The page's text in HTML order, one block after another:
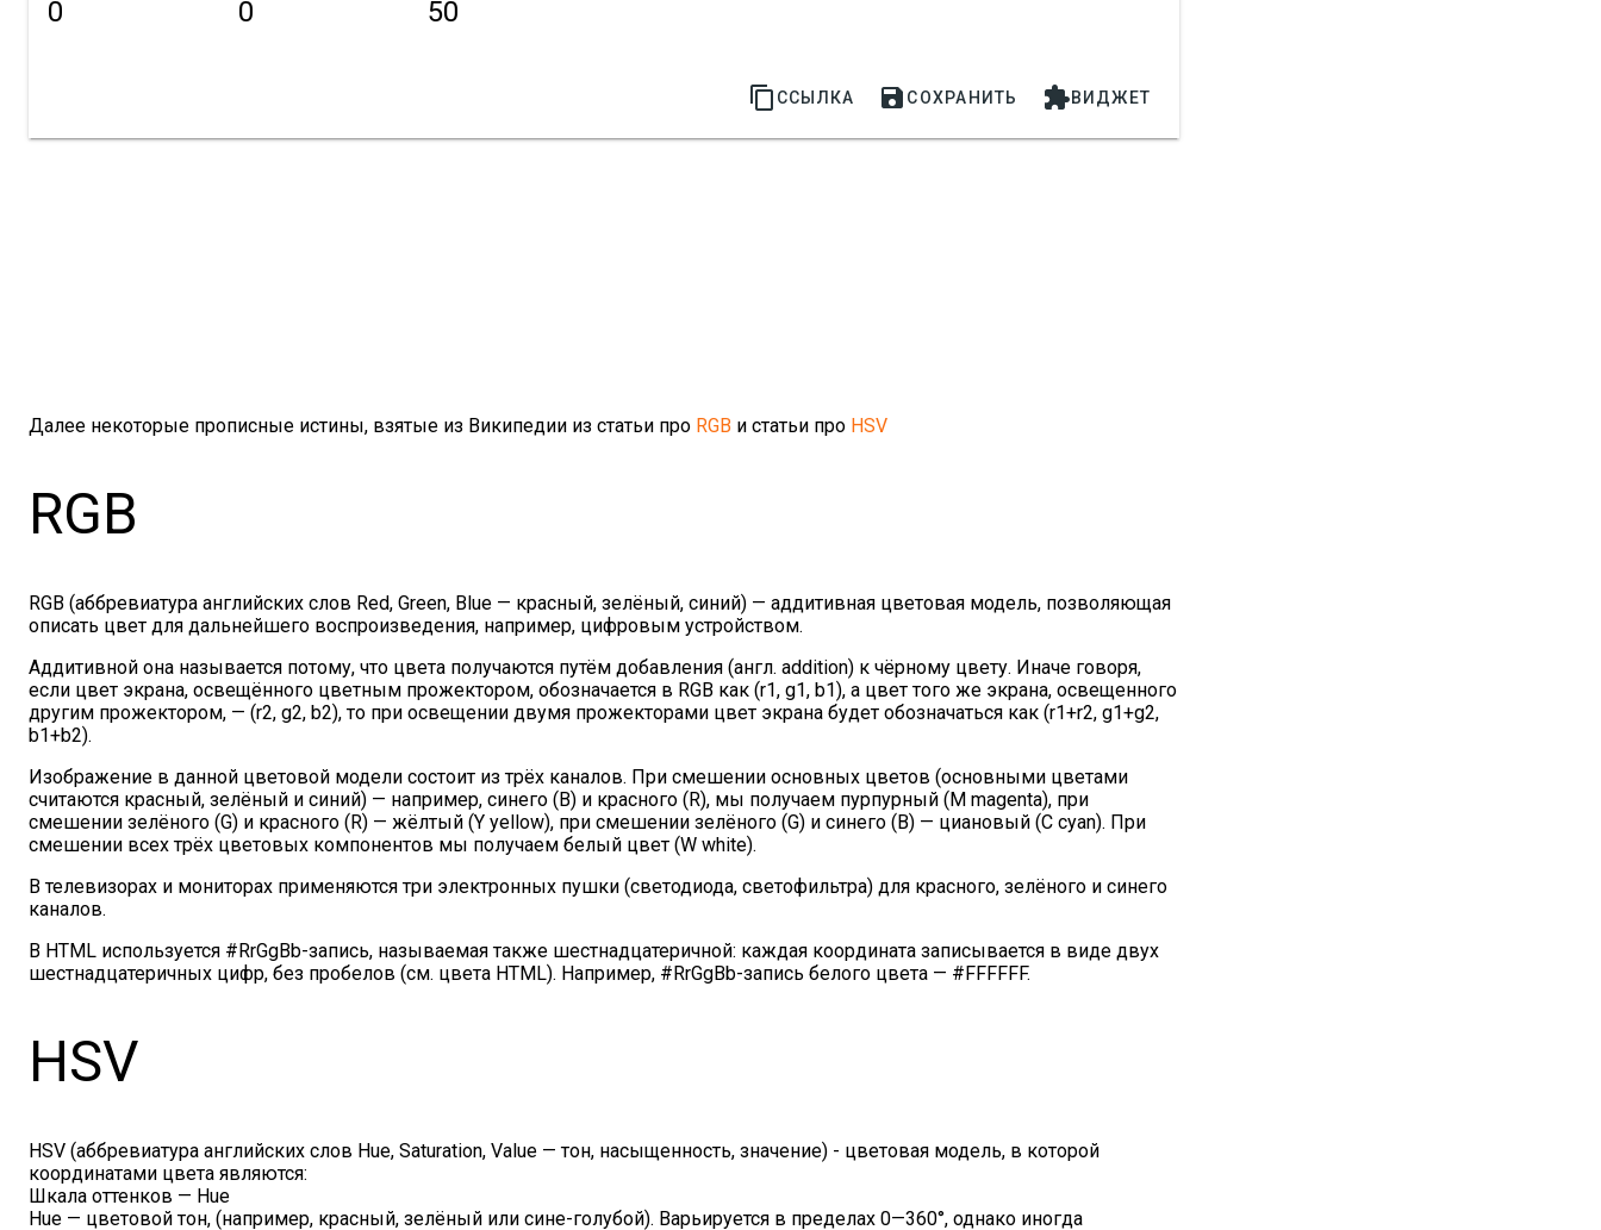
0 0 50
 ССЫЛКА  СОХРАНИТЬ ВИДЖЕТ
Далее некоторые прописные истины, взятые из Википедии из статьи про RGB и статьи про HSV
RGB
RGB (аббревиатура английских слов Red, Green, Blue — красный, зелёный, синий) — аддитивная цветовая модель, позволяющая
описать цвет для дальнейшего воспроизведения, например, цифровым устройством.
Аддитивной она называется потому, что цвета получаются путём добавления (англ. addition) к чёрному цвету. Иначе говоря,
если цвет экрана, освещённого цветным прожектором, обозначается в RGB как (r1, g1, b1), а цвет того же экрана, освещенного
другим прожектором, — (r2, g2, b2), то при освещении двумя прожекторами цвет экрана будет обозначаться как (r1+r2, g1+g2,
b1+b2).
Изображение в данной цветовой модели состоит из трёх каналов. При смешении основных цветов (основными цветами
считаются красный, зелёный и синий) — например, синего (B) и красного (R), мы получаем пурпурный (M magenta), при
смешении зелёного (G) и красного (R) — жёлтый (Y yellow), при смешении зелёного (G) и синего (B) — циановый (С cyan). При
смешении всех трёх цветовых компонентов мы получаем белый цвет (W white).
В телевизорах и мониторах применяются три электронных пушки (светодиода, светофильтра) для красного, зелёного и синего
каналов.
В HTML используется #RrGgBb-запись, называемая также шестнадцатеричной: каждая координата записывается в виде двух
шестнадцатеричных цифр, без пробелов (см. цвета HTML). Например, #RrGgBb-запись белого цвета — #FFFFFF.
HSV
HSV (аббревиатура английских слов Hue, Saturation, Value — тон, насыщенность, значение) - цветовая модель, в которой
координатами цвета являются:
Шкала оттенков — Hue
Hue — цветовой тон, (например, красный, зелёный или сине-голубой). Варьируется в пределах 0—360°, однако иногда